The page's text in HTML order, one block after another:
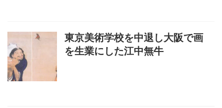
東京美術学校を中退し大阪で画
を生業にした江中無牛